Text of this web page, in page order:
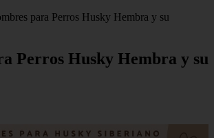
para Perros Husky Hembra y su
Perros Husky Hembra y su